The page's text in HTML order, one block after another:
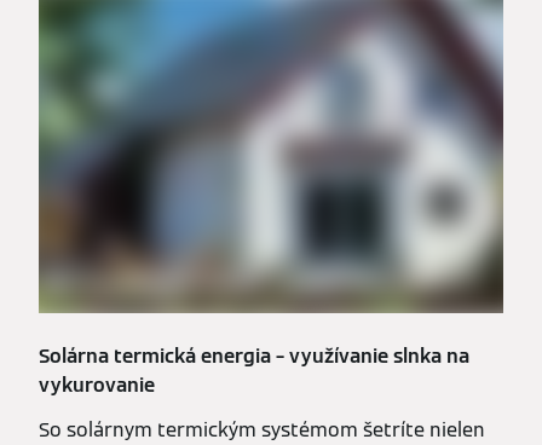
Solárna termická energia – využívanie slnka na
vykurovanie
So solárnym termickým systémom šetríte nielen